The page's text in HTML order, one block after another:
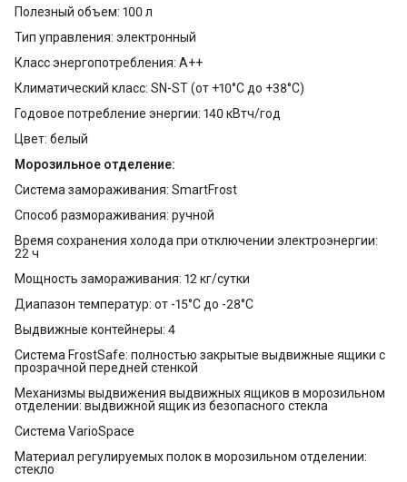
Полезный объем: 100 л
Тип управления: электронный
Класс энергопотребления: A++
Климатический класс: SN-ST (от +10°С до +38°С)
Годовое потребление энергии: 140 кВтч/год
Цвет: белый
Морозильное отделение:
Система замораживания: SmartFrost
Способ размораживания: ручной
Время сохранения холода при отключении электроэнергии:
22 ч
Мощность замораживания: 12 кг/сутки
Диапазон температур: от -15°C до -28°C
Выдвижные контейнеры: 4
Система FrostSafe: полностью закрытые выдвижные ящики с
прозрачной передней стенкой
Механизмы выдвижения выдвижных ящиков в морозильном
отделении: выдвижной ящик из безопасного стекла
Система VarioSpace
Материал регулируемых полок в морозильном отделении:
стекло